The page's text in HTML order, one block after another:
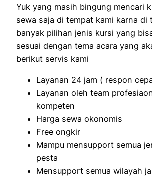
Yuk yang masih bingung mencari
sewa saja di tempat kami karna di
banyak pilihan jenis kursi yang
sesuai dengan tema acara yang
berikut servis kami
Layanan 24 jam ( respon
Layanan oleh team
kompeten
Harga sewa okonomis
Free ongkir
Mampu mensupport semua
pesta
Mensupport semua wilayah